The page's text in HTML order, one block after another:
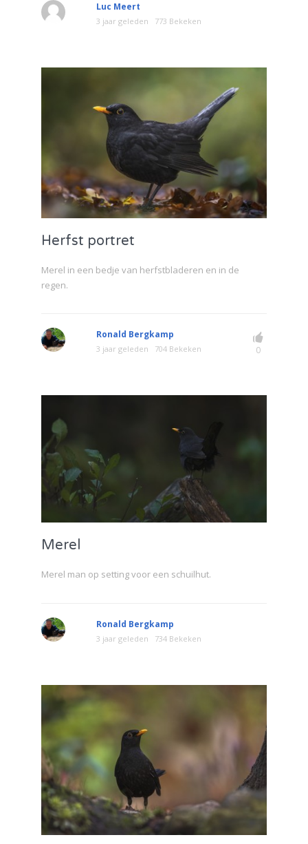
Luc Meert
3 jaar geleden 773 Bekeken
Herfst portret
Merel in een bedje van herfstbladeren en in de
regen.
Ronald Bergkamp
3 jaar geleden 704 Bekeken 0
Merel
Merel man op setting voor een schuilhut.
Ronald Bergkamp
3 jaar geleden 734 Bekeken